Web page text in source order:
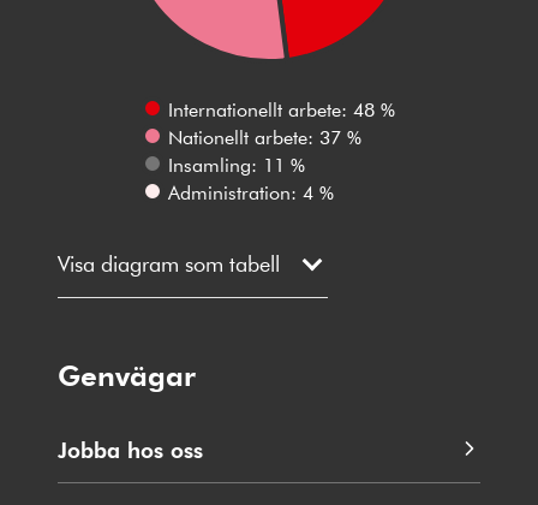
Internationellt arbete: 48 %
Nationellt arbete: 37 %
Insamling: 11 %
Administration: 4 %
Visa diagram som tabell
Genvägar
Jobba hos oss